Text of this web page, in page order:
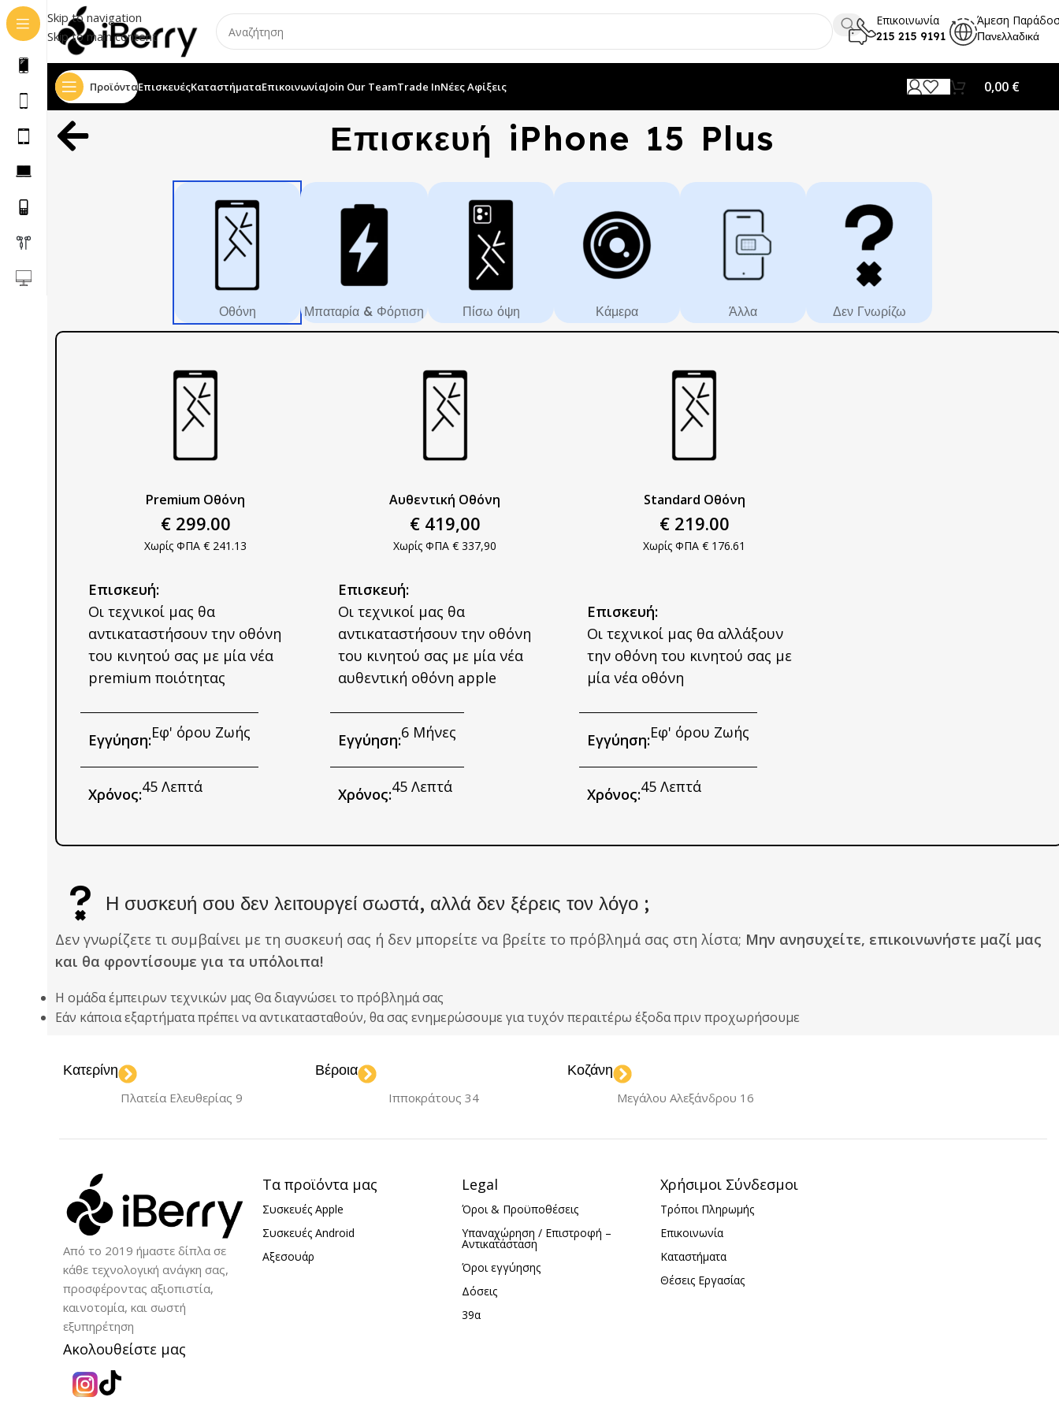
Skip to navigation
Skip to main content
Επικοινωνία
215 215 9191
Άμεση
Πανελλαδικά
ΠροϊόνταΕπισκευέςΚαταστήματαΕπικοινωνίαJoin Our TeamTrade InΝέες Αφίξεις 0,00 €
Επισκευή iPhone 15 Plus
Οθόνη Μπαταρία & Φόρτιση Πίσω όψη Κάμερα Άλλα Δεν Γνωρίζω
Premium Οθόνη
€ 299.00
Χωρίς ΦΠΑ € 241.13
Επισκευή:
Οι τεχνικοί μας θα
αντικαταστήσουν την οθόνη
του κινητού σας με μία νέα
premium ποιότητας
Εγγύηση:Εφ' όρου Ζωής
Χρόνος:45 Λεπτά
Αυθεντική Οθόνη​
€ 419,00
Χωρίς ΦΠΑ € 337,90
Επισκευή:
Οι τεχνικοί μας θα
αντικαταστήσουν την οθόνη
του κινητού σας με μία νέα
αυθεντική οθόνη apple​
Εγγύηση:6 Μήνες
Χρόνος:45 Λεπτά
Standard Οθόνη​
€ 219.00
Χωρίς ΦΠΑ € 176.61
Επισκευή:
Οι τεχνικοί μας θα αλλάξουν
την οθόνη του κινητού σας με
μία νέα οθόνη
Εγγύηση:Εφ' όρου Ζωής
Χρόνος:45 Λεπτά
Η συσκευή σου δεν λειτουργεί σωστά, αλλά δεν ξέρεις τον λόγο ;
Δεν γνωρίζετε τι συμβαίνει με τη συσκευή σας ή δεν μπορείτε να βρείτε το πρόβλημά σας στη λίστα; Μην ανησυχείτε, επικοινωνήστε μαζί μας
και θα φροντίσουμε για τα υπόλοιπα!
Η ομάδα έμπειρων τεχνικών μας Θα διαγνώσει το πρόβλημά σας
Εάν κάποια εξαρτήματα πρέπει να αντικατασταθούν, θα σας ενημερώσουμε για τυχόν περαιτέρω έξοδα πριν προχωρήσουμε
Κατερίνη
Πλατεία Ελευθερίας 9
Βέροια
Ιπποκράτους 34
Κοζάνη
Μεγάλου Αλεξάνδρου 16
Από το 2019 ήμαστε δίπλα σε
κάθε τεχνολογική ανάγκη σας,
προσφέροντας αξιοπιστία,
καινοτομία, και σωστή
εξυπηρέτηση
Ακολουθείστε μας
Τα προϊόντα μας
Συσκευές Apple
Συσκευές Android
Αξεσουάρ
Legal
Όροι & Προϋποθέσεις
Υπαναχώρηση / Επιστροφή –
Αντικατάσταση
Όροι εγγύησης
Δόσεις
39α
Χρήσιμοι Σύνδεσμοι
Τρόποι Πληρωμής
Επικοινωνία
Καταστήματα
Θέσεις Εργασίας